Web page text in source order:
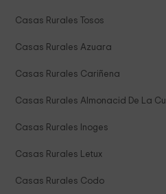
Casas Rurales Tosos
Casas Rurales Azuara
Casas Rurales Cariñena
Casas Rurales Almonacid De La
Casas Rurales Inoges
Casas Rurales Letux
Casas Rurales Codo